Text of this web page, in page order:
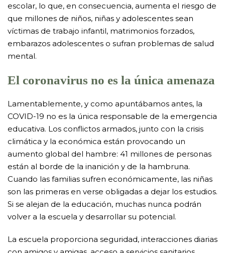
escolar, lo que, en consecuencia, aumenta el riesgo de
que millones de niños, niñas y adolescentes sean
víctimas de trabajo infantil, matrimonios forzados,
embarazos adolescentes o sufran problemas de salud
mental.
El coronavirus no es la única amenaza
Lamentablemente, y como apuntábamos antes, la
COVID-19 no es la única responsable de la emergencia
educativa. Los conflictos armados, junto con la crisis
climática y la económica están provocando un
aumento global del hambre: 41 millones de personas
están al borde de la inanición y de la hambruna.
Cuando las familias sufren económicamente, las niñas
son las primeras en verse obligadas a dejar los estudios.
Si se alejan de la educación, muchas nunca podrán
volver a la escuela y desarrollar su potencial.
La escuela proporciona seguridad, interacciones diarias